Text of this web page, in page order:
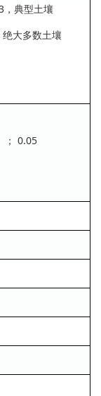
典型土壤
大多数土壤
； 0.05